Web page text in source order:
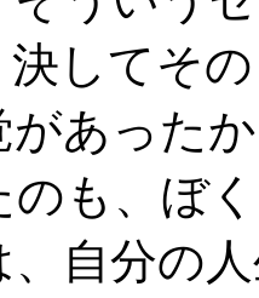
決してそ
があった
のも、ぼ
、自分の